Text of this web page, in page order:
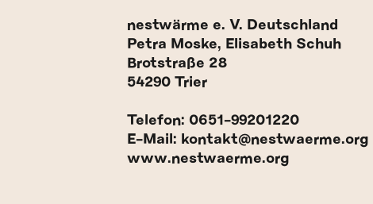
nestwärme e. V. Deutschland
Petra Moske, Elisabeth Schuh
Brotstraße 28
54290 Trier
Telefon: 0651-99201220
E-Mail: kontakt@nestwaerme.org
www.nestwaerme.org